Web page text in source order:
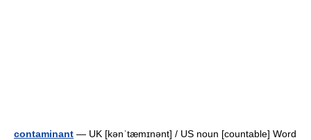
contaminant — UK [kənˈtæmɪnənt] / US noun [countable] Word